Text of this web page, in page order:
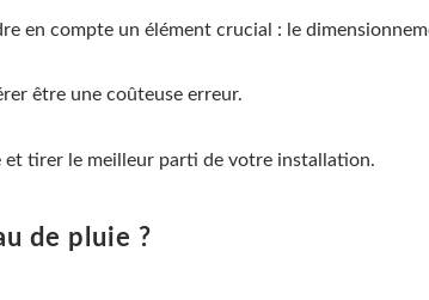
en compte un élément crucial : le
être une coûteuse erreur.
et tirer le meilleur parti de votre installation.
de pluie ?